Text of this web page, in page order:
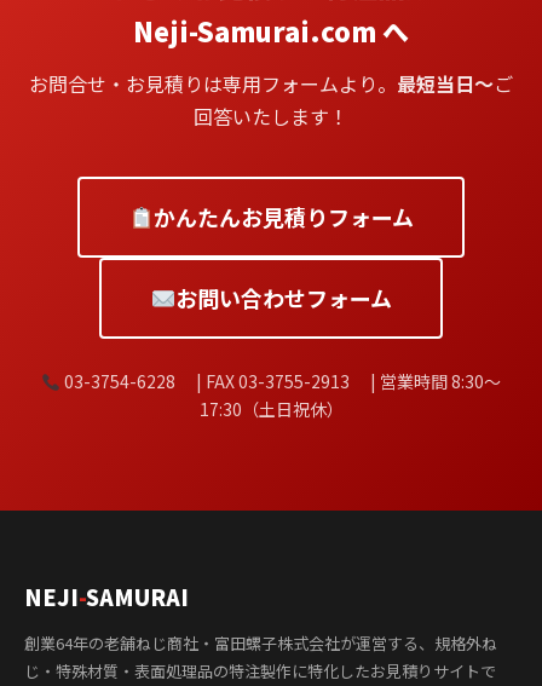
Neji-Samurai.com へ
お問合せ・お見積りは専用フォームより。 最短当日〜ご
回答いたします！
かんたんお見積りフォーム
お問い合わせフォーム
03-3754-6228 | FAX 03-3755-2913 | 営業時間 8:30〜
17:30（土日祝休）
NEJI-SAMURAI
創業64年の老舗ねじ商社・富田螺子株式会社が運営する、規格外ね
じ・特殊材質・表面処理品の特注製作に特化したお見積りサイトで